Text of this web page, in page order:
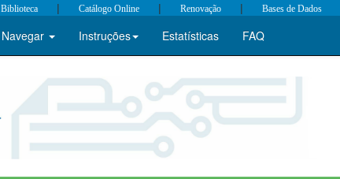
Biblioteca | Catálogo Online | Renovação | Bases de Dados
Navegar Instruções Estatísticas FAQ